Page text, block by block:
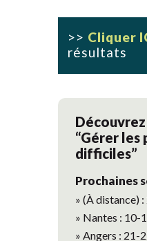
>> Cliquer
résultats
“Gérer les
difficiles”
Prochaines
» (À distance)
» Nantes : 10-
» Angers : 21-